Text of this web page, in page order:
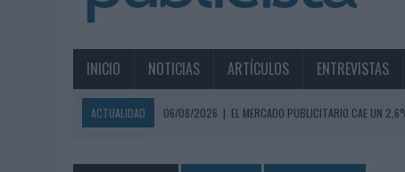
INICIO NOTICIAS ARTÍCULOS ENTREVISTAS
ACTUALIDAD 06/08/2026 | EL MERCADO PUBLICITARIO CAE UN